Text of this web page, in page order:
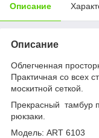
Описание
Описание
Облегченная
Практичная со всех
москитной сеткой.
Прекрасный тамбур
рюкзаки.
Модель: ART 6103